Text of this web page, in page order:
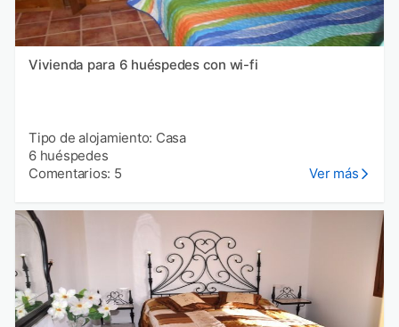
Vivienda para 6 huéspedes con wi-fi
Tipo de alojamiento: Casa
6 huéspedes
Comentarios: 5
Ver más